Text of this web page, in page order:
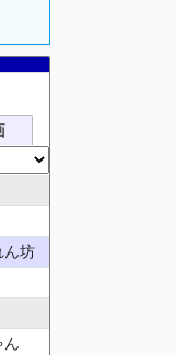
ん坊
ん